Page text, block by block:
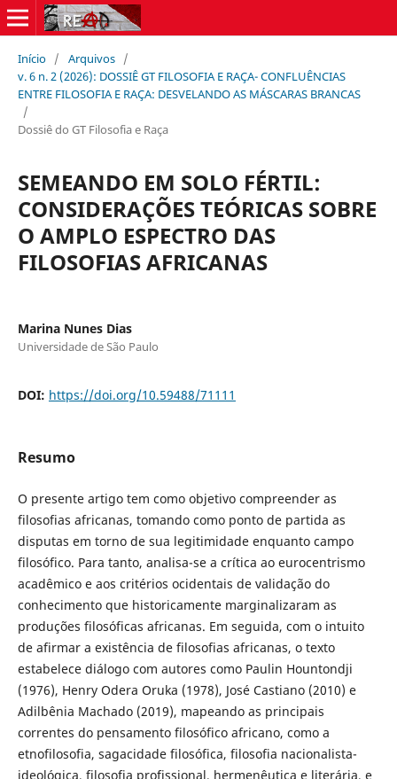
Início / Arquivos /
v. 6 n. 2 (2026): DOSSIÊ GT FILOSOFIA E RAÇA- CONFLUÊNCIAS
ENTRE FILOSOFIA E RAÇA: DESVELANDO AS MÁSCARAS BRANCAS
/
Dossiê do GT Filosofia e Raça
SEMEANDO EM SOLO FÉRTIL:
CONSIDERAÇÕES TEÓRICAS SOBRE
O AMPLO ESPECTRO DAS
FILOSOFIAS AFRICANAS
Marina Nunes Dias
Universidade de São Paulo
DOI: https://doi.org/10.59488/71111
Resumo
O presente artigo tem como objetivo compreender as
filosofias africanas, tomando como ponto de partida as
disputas em torno de sua legitimidade enquanto campo
filosófico. Para tanto, analisa-se a crítica ao eurocentrismo
acadêmico e aos critérios ocidentais de validação do
conhecimento que historicamente marginalizaram as
produções filosóficas africanas. Em seguida, com o intuito
de afirmar a existência de filosofias africanas, o texto
estabelece diálogo com autores como Paulin Hountondji
(1976), Henry Odera Oruka (1978), José Castiano (2010) e
Adilbênia Machado (2019), mapeando as principais
correntes do pensamento filosófico africano, como a
etnofilosofia, sagacidade filosófica, filosofia nacionalista-
ideológica, filosofia profissional, hermenêutica e literária, e